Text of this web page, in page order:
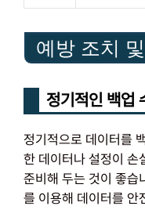
예방 조치
정기적인 백업
정기적으로 데이터를
한 데이터나 설정이 손
준비해 두는 것이 좋습
를 이용해 데이터를 안